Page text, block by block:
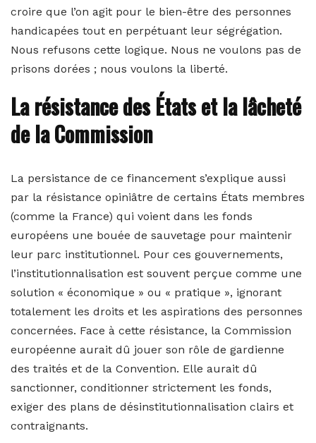
croire que l’on agit pour le bien-être des personnes
handicapées tout en perpétuant leur ségrégation.
Nous refusons cette logique. Nous ne voulons pas de
prisons dorées ; nous voulons la liberté.
La résistance des États et la lâcheté
de la Commission
La persistance de ce financement s’explique aussi
par la résistance opiniâtre de certains États membres
(comme la France) qui voient dans les fonds
européens une bouée de sauvetage pour maintenir
leur parc institutionnel. Pour ces gouvernements,
l’institutionnalisation est souvent perçue comme une
solution « économique » ou « pratique », ignorant
totalement les droits et les aspirations des personnes
concernées. Face à cette résistance, la Commission
européenne aurait dû jouer son rôle de gardienne
des traités et de la Convention. Elle aurait dû
sanctionner, conditionner strictement les fonds,
exiger des plans de désinstitutionnalisation clairs et
contraignants.